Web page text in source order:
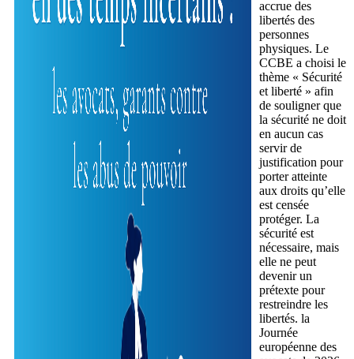
accrue des
libertés des
personnes
physiques. Le
CCBE a choisi le
thème « Sécurité
et liberté » afin
de souligner que
la sécurité ne doit
en aucun cas
servir de
justification pour
porter atteinte
aux droits qu’elle
est censée
protéger. La
sécurité est
nécessaire, mais
elle ne peut
devenir un
prétexte pour
restreindre les
libertés. la
Journée
européenne des